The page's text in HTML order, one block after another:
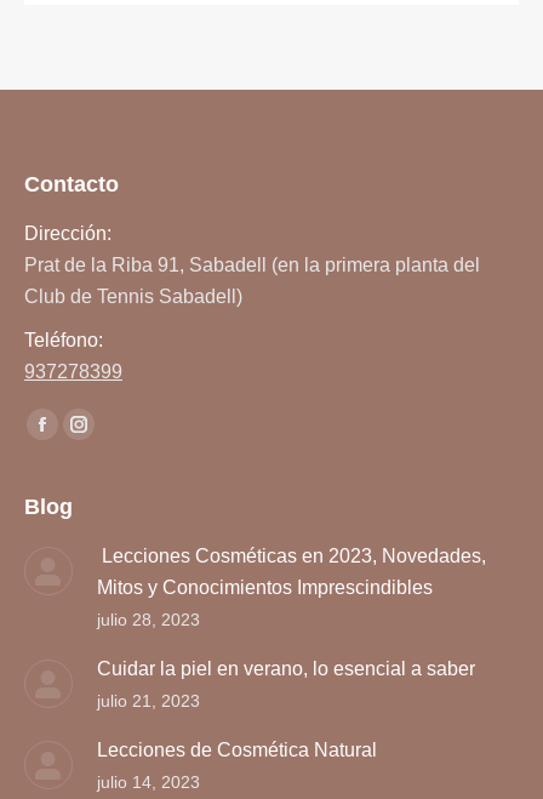
Contacto
Dirección:
Prat de la Riba 91, Sabadell (en la primera planta del
Club de Tennis Sabadell)
Teléfono:
937278399
Encuéntranos en:
Facebook
opens
window
Instagram
new
window
Blog
Lecciones Cosméticas en 2023, Novedades,
Mitos y Conocimientos Imprescindibles
julio 28, 2023
Cuidar la piel en verano, lo esencial a saber
julio 21, 2023
Lecciones de Cosmética Natural
julio 14, 2023